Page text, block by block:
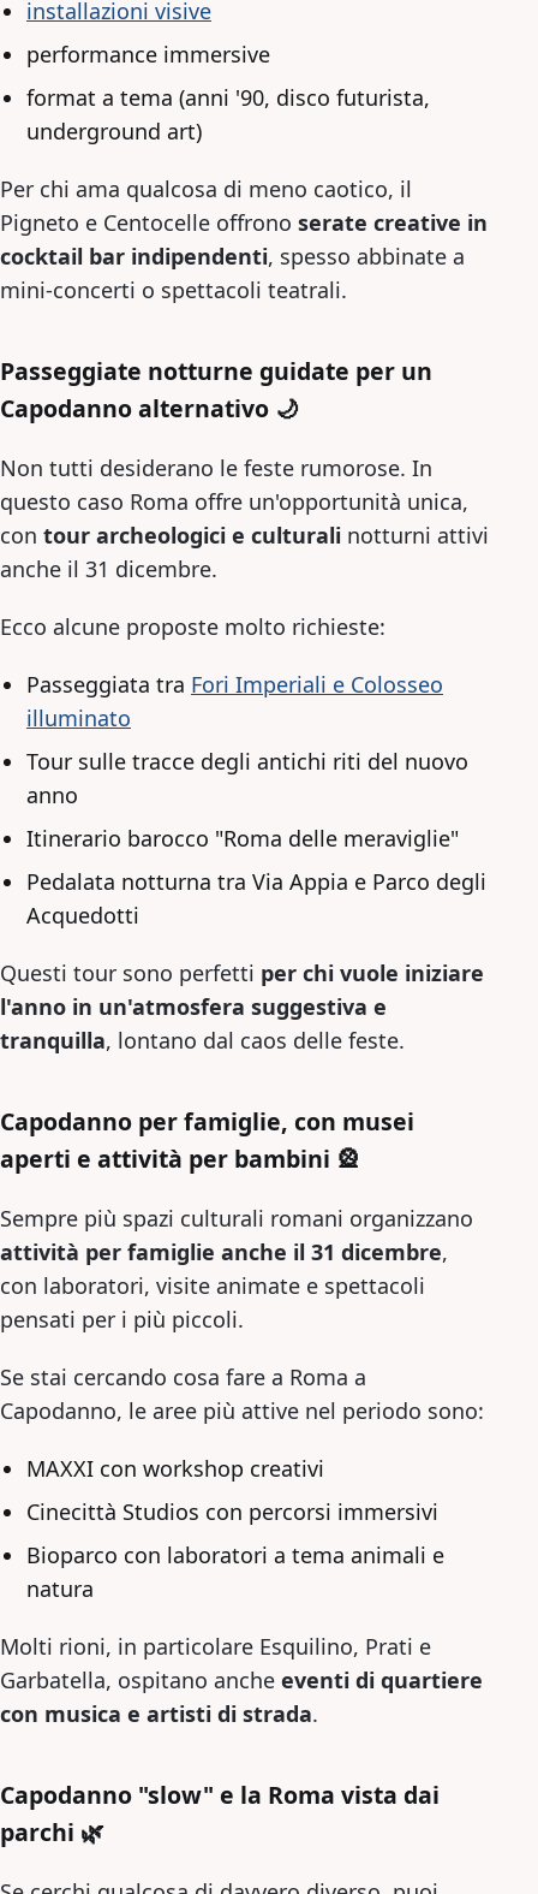
installazioni visive
performance immersive
format a tema (anni '90, disco futurista,
underground art)
Per chi ama qualcosa di meno caotico, il
Pigneto e Centocelle offrono serate creative in
cocktail bar indipendenti, spesso abbinate a
mini-concerti o spettacoli teatrali.
Passeggiate notturne guidate per un
Capodanno alternativo 🌙
Non tutti desiderano le feste rumorose. In
questo caso Roma offre un'opportunità unica,
con tour archeologici e culturali notturni attivi
anche il 31 dicembre.
Ecco alcune proposte molto richieste:
Passeggiata tra Fori Imperiali e Colosseo
illuminato
Tour sulle tracce degli antichi riti del nuovo
anno
Itinerario barocco "Roma delle meraviglie"
Pedalata notturna tra Via Appia e Parco degli
Acquedotti
Questi tour sono perfetti per chi vuole iniziare
l'anno in un'atmosfera suggestiva e
tranquilla, lontano dal caos delle feste.
Capodanno per famiglie, con musei
aperti e attività per bambini 🎡
Sempre più spazi culturali romani organizzano
attività per famiglie anche il 31 dicembre,
con laboratori, visite animate e spettacoli
pensati per i più piccoli.
Se stai cercando cosa fare a Roma a
Capodanno, le aree più attive nel periodo sono:
MAXXI con workshop creativi
Cinecittà Studios con percorsi immersivi
Bioparco con laboratori a tema animali e
natura
Molti rioni, in particolare Esquilino, Prati e
Garbatella, ospitano anche eventi di quartiere
con musica e artisti di strada.
Capodanno "slow" e la Roma vista dai
parchi 🌿